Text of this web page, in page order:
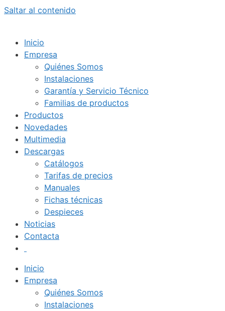
Saltar al contenido
Inicio
Empresa
Quiénes Somos
Instalaciones
Garantía y Servicio Técnico
Familias de productos
Productos
Novedades
Multimedia
Descargas
Catálogos
Tarifas de precios
Manuales
Fichas técnicas
Despieces
Noticias
Contacta
Inicio
Empresa
Quiénes Somos
Instalaciones